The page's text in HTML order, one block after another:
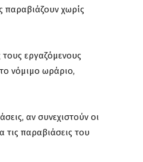
παραβιάζουν χωρίς
τους εργαζόμενους
νόμιμο ωράριο,
αν συνεχιστούν οι
τις παραβιάσεις του